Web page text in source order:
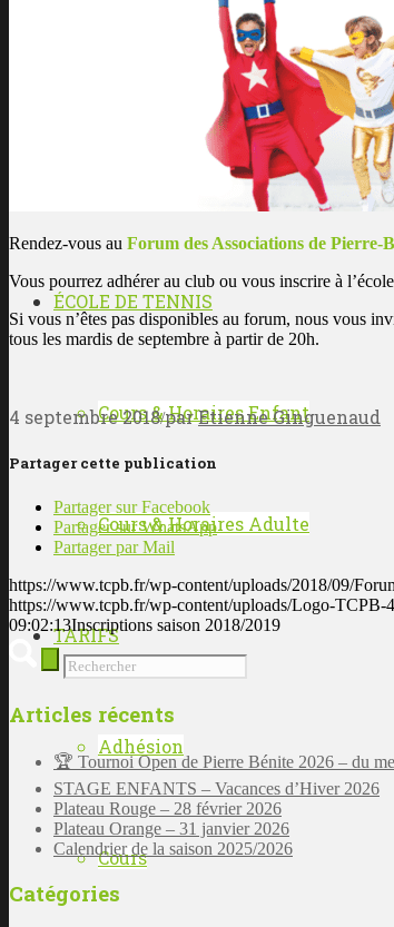
Les enseignants
ÉCOLE DE TENNIS
Cours & Horaires Enfant
Cours & Horaires Adulte
TARIFS
Adhésion
Cours
Rendez-vous au Forum des Associations de Pierre-
Vous pourrez adhérer au club ou vous inscrire à
Si vous n’êtes pas disponibles au forum, nous vous
tous les mardis de septembre à partir de 20h.
4 septembre 2018/parEtienne Ginguenaud
Partager cette publication
Partager sur Facebook
Partager sur WhatsApp
Partager par Mail
https://www.tcpb.fr/wp-content/uploads/2018/09/
https://www.tcpb.fr/wp-content/uploads/Logo-TCPB-
09:02:13Inscriptions saison 2018/2019
Articles récents
🏆 Tournoi Open de Pierre Bénite 2026 – du
STAGE ENFANTS – Vacances d’Hiver 2026
Plateau Rouge – 28 février 2026
Plateau Orange – 31 janvier 2026
Calendrier de la saison 2025/2026
Catégories